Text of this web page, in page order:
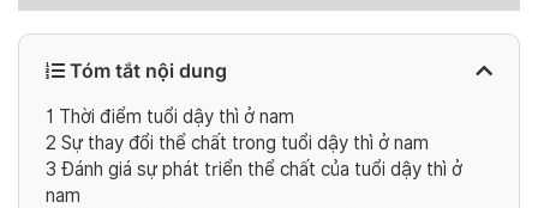
Tóm tắt nội dung
1 Thời điểm tuổi dậy thì ở nam
2 Sự thay đổi thể chất trong tuổi dậy thì ở nam
3 Đánh giá sự phát triển thể chất của tuổi dậy thì ở
nam